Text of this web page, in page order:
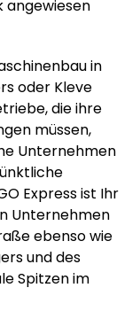
angewiesen
in
oder Kleve
die ihre
müssen,
Unternehmen
Express ist Ihr
Unternehmen
ebenso wie
und des
Spitzen im